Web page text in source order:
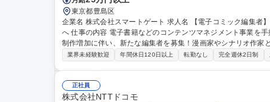
東京都豊島区
企業名 株式会社スマートゲート 求人名 【電子コミック編集者】第二新卒歓迎！/漫画・アニメ・ゲーム好きな方
へ 仕事の内容 電子書籍などのコンテンツマネジメント事業を手掛ける当社にて、自社IPやオリジナルコミックの
制作増加に伴い、新たな編集者を募集！漫画家やシナリオ作家
ます。 【編集業務】■原稿のディレクション（チェック／赤入れ）■漫画家／取引先との連絡業務■制作ラインの
務（メーカー／サークル／漫画家・クリエイターなど） ※そ
のコンテンツ制作なども行います。 募集職種 【電子コミック編集者】第二新卒歓迎！/漫画・アニメ・ゲーム好き
な方へ
業界未経験歓迎 年間休日120日以上 転勤なし 完全週休2日制
正社員
株式会社NTTドコモ